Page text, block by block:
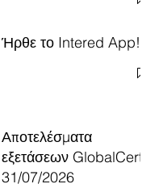
Ήρθε το Intered App!
Αποτελέσματα
εξετάσεων GlobalCert
31/07/2026